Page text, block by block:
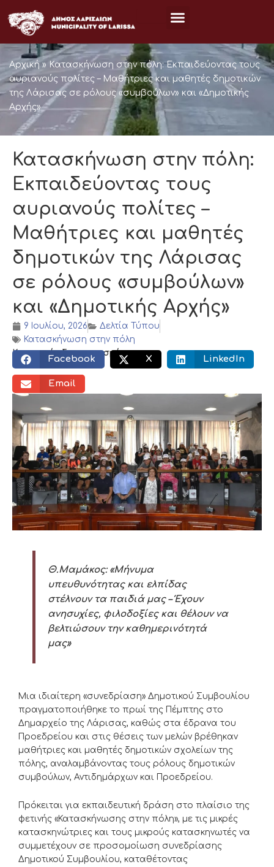
στο
περιεχόμενο
Αρχική » Κατασκήνωση στην πόλη: Εκπαιδεύοντας τους
αυριανούς πολίτες – Μαθήτριες και μαθητές δημοτικών
της Λάρισας σε ρόλους «συμβούλων» και «Δημοτικής
Αρχής»
Κατασκήνωση στην πόλη:
Εκπαιδεύοντας τους
αυριανούς πολίτες –
Μαθήτριες και μαθητές
δημοτικών της Λάρισας
σε ρόλους «συμβούλων»
και «Δημοτικής Αρχής»
9 Ιουλίου, 2026
Δελτία Τύπου
Κατασκήνωση στην πόλη
Κοινωνικός διαμοιρασμός:
Facebook X LinkedIn
Email
Θ.Μαμάκος: «Μήνυμα
υπευθυνότητας και ελπίδας
στέλνουν τα παιδιά μας – Έχουν
ανησυχίες, φιλοδοξίες και θέλουν να
βελτιώσουν την καθημερινότητά
μας»
Μια ιδιαίτερη «συνεδρίαση» Δημοτικού Συμβουλίου
πραγματοποιήθηκε το πρωί της Πέμπτης στο
Δημαρχείο της Λάρισας, καθώς στα έδρανα του
Προεδρείου και στις θέσεις των μελών βρέθηκαν
μαθήτριες και μαθητές δημοτικών σχολείων της
πόλης, αναλαμβάνοντας τους ρόλους δημοτικών
συμβούλων, Αντιδημάρχων και Προεδρείου.
Πρόκειται για εκπαιδευτική δράση στο πλαίσιο της
φετινής «Κατασκήνωσης στην πόλη», με τις μικρές
κατασκηνώτριες και τους μικρούς κατασκηνωτές να
συμμετέχουν σε προσομοίωση συνεδρίασης
Δημοτικού Συμβουλίου, καταθέτοντας